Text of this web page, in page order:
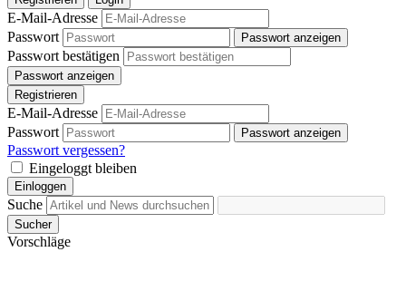
angepasst werden.
E-Mail-Adresse
Passwort
Passwort anzeigen
Passwort bestätigen
Passwort anzeigen
Registrieren
E-Mail-Adresse
Passwort
Passwort anzeigen
Passwort vergessen?
Eingeloggt bleiben
Einloggen
Suche
Sucher
Vorschläge